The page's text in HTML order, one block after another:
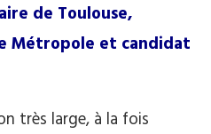
de Toulouse,
Métropole et candidat
très large, à la fois